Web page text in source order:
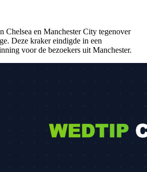
Chelsea en Manchester City tegenover
Deze kraker eindigde in een
voor de bezoekers uit Manchester.